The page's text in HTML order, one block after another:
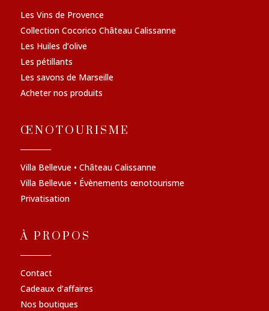
Les Vins de Provence
Collection Cocorico Château Calissanne
Les Huiles d’olive
Les pétillants
Les savons de Marseille
Acheter nos produits
ŒNOTOURISME
Villa Bellevue • Château Calissanne
Villa Bellevue • Évènements œnotourisme
Privatisation
À PROPOS
Contact
Cadeaux d’affaires
Nos boutiques